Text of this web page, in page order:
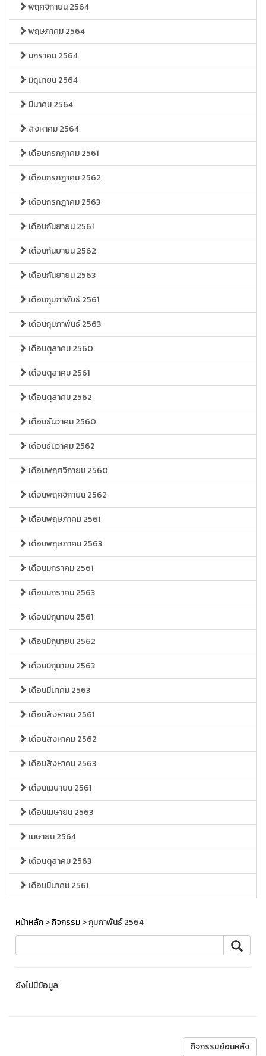
พฤศจิกายน 2564
พฤษภาคม 2564
มกราคม 2564
มิถุนายน 2564
มีนาคม 2564
สิงหาคม 2564
เดือนกรกฎาคม 2561
เดือนกรกฎาคม 2562
เดือนกรกฎาคม 2563
เดือนกันยายน 2561
เดือนกันยายน 2562
เดือนกันยายน 2563
เดือนกุมภาพันธ์ 2561
เดือนกุมภาพันธ์ 2563
เดือนตุลาคม 2560
เดือนตุลาคม 2561
เดือนตุลาคม 2562
เดือนธันวาคม 2560
เดือนธันวาคม 2562
เดือนพฤศจิกายน 2560
เดือนพฤศจิกายน 2562
เดือนพฤษภาคม 2561
เดือนพฤษภาคม 2563
เดือนมกราคม 2561
เดือนมกราคม 2563
เดือนมิถุนายน 2561
เดือนมิถุนายน 2562
เดือนมิถุนายน 2563
เดือนมีนาคม 2563
เดือนสิงหาคม 2561
เดือนสิงหาคม 2562
เดือนสิงหาคม 2563
เดือนเมษายน 2561
เดือนเมษายน 2563
เมษายน 2564
เดือนตุลาคม 2563
เดือนมีนาคม 2561
หน้าหลัก>กิจกรรม> กุมภาพันธ์ 2564
ยังไม่มีข้อมูล
กิจกรรมย้อนหลัง